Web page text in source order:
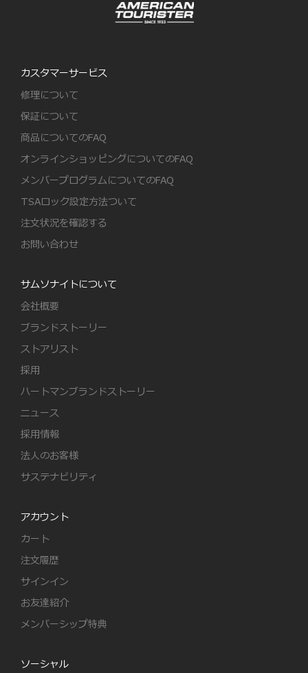
カスタマーサービス
修理について
保証について
商品についてのFAQ
オンラインショッピングについてのFAQ
メンバープログラムについてのFAQ
TSAロック設定方法ついて
注文状況を確認する
お問い合わせ
サムソナイトについて
会社概要
ブランドストーリー
ストアリスト
採用
ハートマンブランドストーリー
ニュース
採用情報
法人のお客様
サステナビリティ
アカウント
カート
注文履歴
サインイン
お友達紹介
メンバーシップ特典
ソーシャル